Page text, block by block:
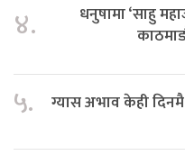
४.
धनुषामा ‘साहु
५. ग्यास अभाव केही